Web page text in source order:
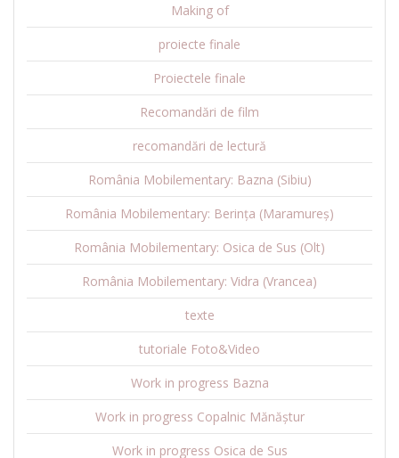
Making of
proiecte finale
Proiectele finale
Recomandări de film
recomandări de lectură
România Mobilementary: Bazna (Sibiu)
România Mobilementary: Berința (Maramureș)
România Mobilementary: Osica de Sus (Olt)
România Mobilementary: Vidra (Vrancea)
texte
tutoriale Foto&Video
Work in progress Bazna
Work in progress Copalnic Mănăștur
Work in progress Osica de Sus